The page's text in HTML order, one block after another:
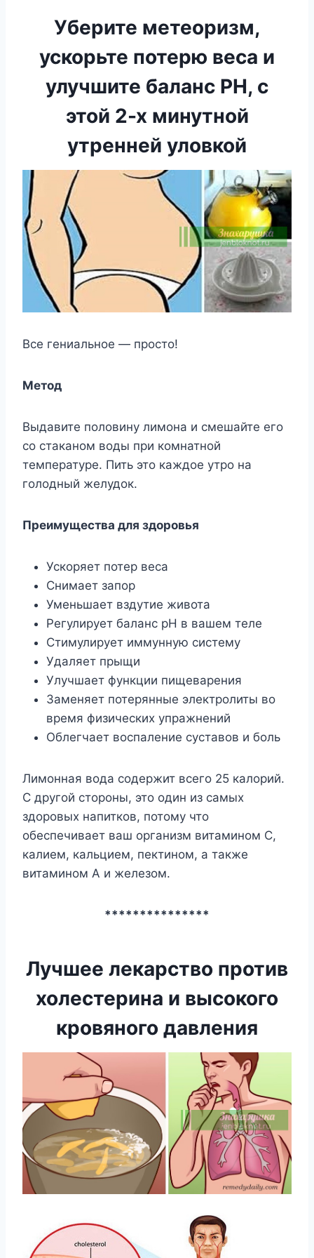
Уберите метеоризм,
ускорьте потерю веса и
улучшите баланс PH, с
этой 2-х минутной
утренней уловкой
Все гениальное — просто!
Метод
Выдавите половину лимона и смешайте его
со стаканом воды при комнатной
температуре. Пить это каждое утро на
голодный желудок.
Преимущества для здоровья
Ускоряет потер веса
Снимает запор
Уменьшает вздутие живота
Регулирует баланс рН в вашем теле
Стимулирует иммунную систему
Удаляет прыщи
Улучшает функции пищеварения
Заменяет потерянные электролиты во
время физических упражнений
Облегчает воспаление суставов и боль
Лимонная вода содержит всего 25 калорий.
С другой стороны, это один из самых
здоровых напитков, потому что
обеспечивает ваш организм витамином С,
калием, кальцием, пектином, а также
витамином А и железом.
***************
Лучшее лекарство против
холестерина и высокого
кровяного давления